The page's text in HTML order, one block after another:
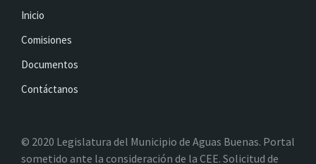
Inicio
Comisiones
Documentos
Contáctanos
© 2020 Legislatura del Municipio de Aguas Buenas. Portal
sometido ante la consideración de la CEE. Solicitud de